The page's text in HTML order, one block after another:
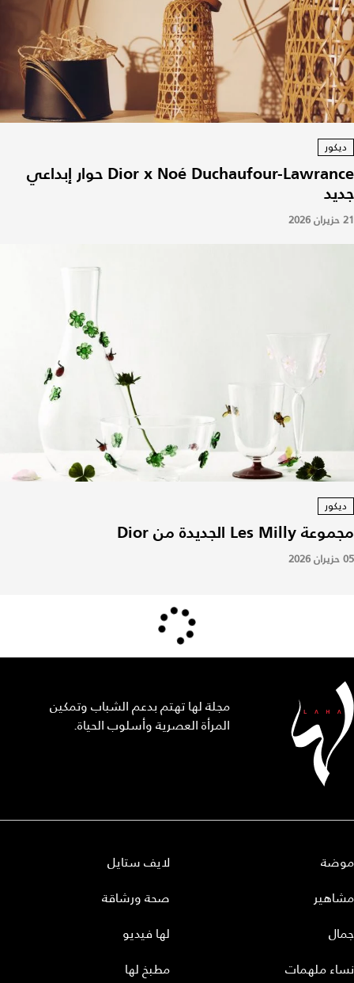
ديكور
Dior x Noé Duchaufour-Lawrance حوار إبداعي
جديد
21 حزيران 2026
ديكور
مجموعة Les Milly الجديدة من Dior
05 حزيران 2026
مجلة لها تهتم بدعم الشباب وتمكين
المرأة العصرية وأسلوب الحياة.
موضة
مشاهير
جمال
نساء ملهمات
لايف ستايل
صحة ورشاقة
لها فيديو
مطبخ لها